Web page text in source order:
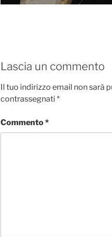
Lascia un commento
Il tuo indirizzo email non sarà
contrassegnati *
Commento*